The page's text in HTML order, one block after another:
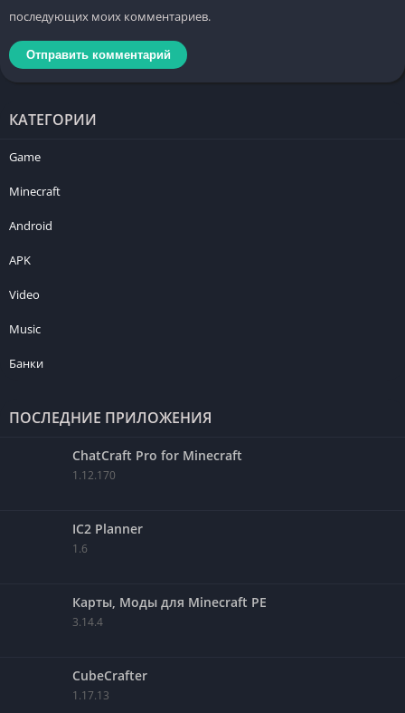
последующих моих комментариев.
КАТЕГОРИИ
Game
Minecraft
Android
APK
Video
Music
Банки
ПОСЛЕДНИЕ ПРИЛОЖЕНИЯ
ChatCraft Pro for Minecraft
1.12.170
IC2 Planner
1.6
Карты, Моды для Minecraft PE
3.14.4
CubeCrafter
1.17.13